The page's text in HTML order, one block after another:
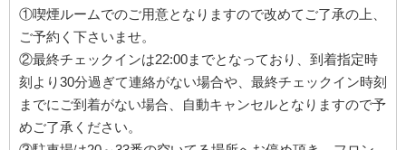
①喫煙ルームでのご用意となりますので改めてご了承の上、
ご予約く下さいませ。
②最終チェックインは22:00までとなっており、到着指定時
刻より30分過ぎて連絡がない場合や、最終チェックイン時刻
までにご到着がない場合、自動キャンセルとなりますので予
めご了承ください。